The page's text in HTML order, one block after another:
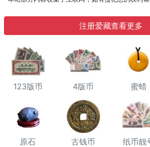
注册爱藏查看更多
123版币 4版币 蜜蜡
原石 古钱币 纸币靓